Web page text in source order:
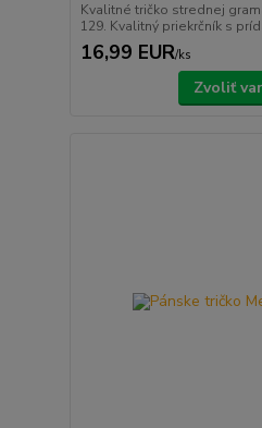
Kvalitné tričko strednej
129. Kvalitný priekrčník s
16,99 EUR/ks
Zvoliť